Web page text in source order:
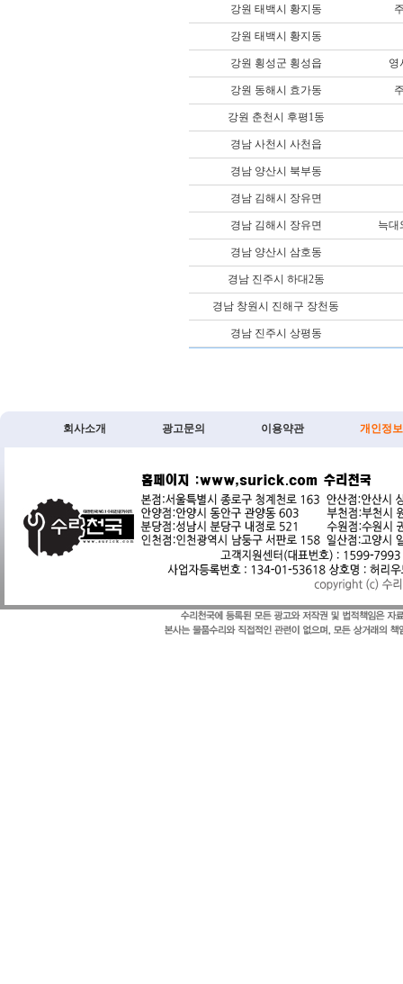
강원 태백시 황지동
강원 태백시 황지동
강원 횡성군 횡성읍 영
강원 동해시 효가동
강원 춘천시 후평1동
경남 사천시 사천읍
경남 양산시 북부동
경남 김해시 장유면
경남 김해시 장유면 늑대
경남 양산시 삼호동
경남 진주시 하대2동
경남 창원시 진해구 장천동
경남 진주시 상평동
회사소개 광고문의 이용약관 개인정